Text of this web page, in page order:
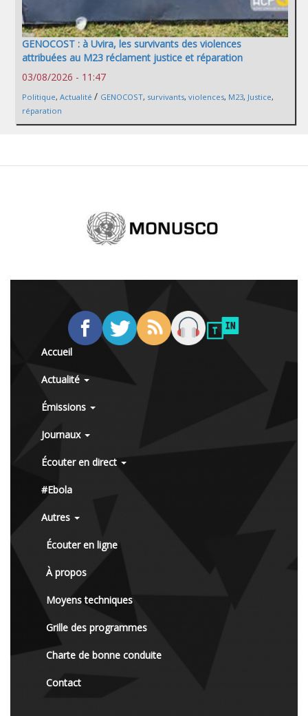
GENOCOST : à Uvira, les survivants des violences
attribuées au M23 réclament justice et réparation
03/08/2026 - 11:47
Politique, Actualité / GENOCOST, survivants, violences, M23, Justice,
réparation
Accueil
Actualité
Émissions
Journaux
Écouter en direct
#Ebola
Autres
Écouter en ligne
À propos
Moyens techniques
Grille des programmes
Charte de bonne conduite
Contact